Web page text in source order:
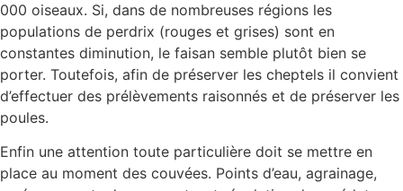
000 oiseaux. Si, dans de nombreuses régions les
populations de perdrix (rouges et grises) sont en
constantes diminution, le faisan semble plutôt bien se
porter. Toutefois, afin de préserver les cheptels il convient
d’effectuer des prélèvements raisonnés et de préserver les
poules.
Enfin une attention toute particulière doit se mettre en
place au moment des couvées. Points d’eau, agrainage,